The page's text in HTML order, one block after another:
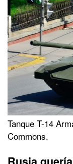
Tanque T-14
Commons.